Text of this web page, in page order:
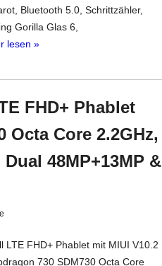
Bluetooth 5.0, Schrittzähler,
Gorilla Glas 6,
lesen »
FHD+ Phablet
Core 2.2GHz,
48MP+13MP &
LTE FHD+ Phablet mit MIUI V10.2
730 SDM730 Octa Core